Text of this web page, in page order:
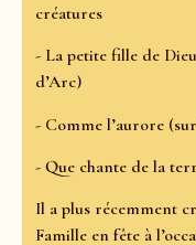
créatures
- La petite fille de
d’Arc)
- Comme l’aurore
- Que chante de la
Il a plus récemment
Famille en fête à